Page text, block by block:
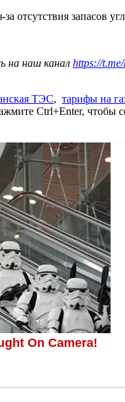
за отсутствия запасов
на наш канал https://
ТЭС, тарифы на
Ctrl+Enter, чтобы